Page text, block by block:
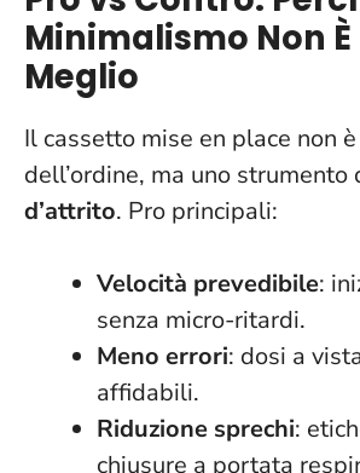
Minimalismo Non
Meglio
Il cassetto mise en place non
dell’ordine, ma uno strumento
d’attrito. Pro principali:
Velocità prevedibile:
senza micro-ritardi.
Meno errori: dosi a
affidabili.
Riduzione sprechi:
chiusure a portata